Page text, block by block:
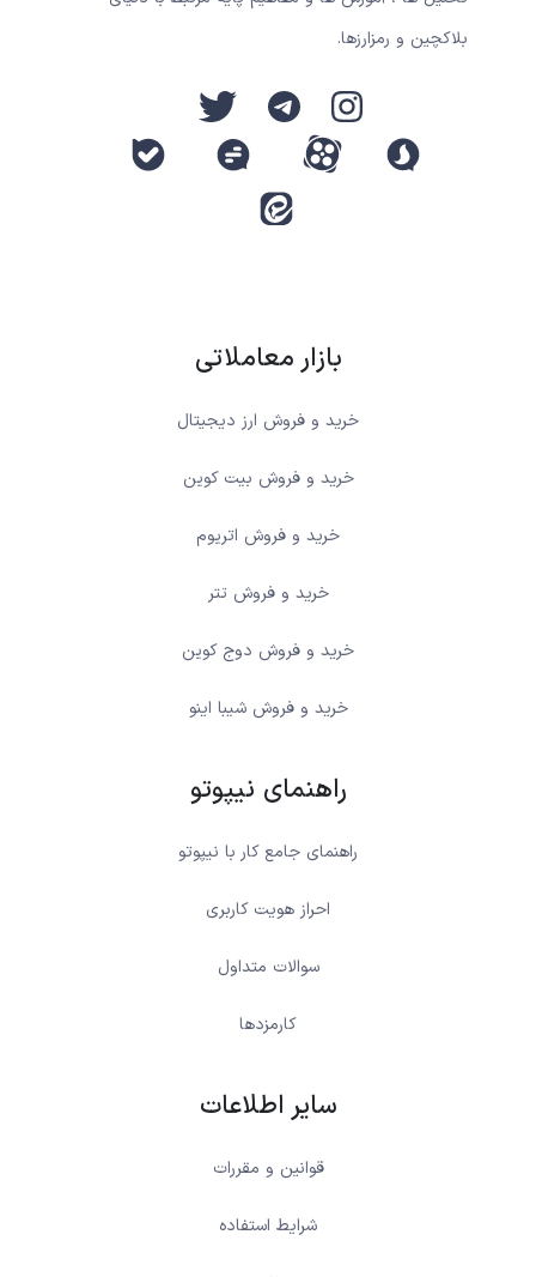
بلاکچین و رمزارزها.
بازار معاملاتی
خرید و فروش ارز دیجیتال
خرید و فروش بیت کوین
خرید و فروش اتریوم
خرید و فروش تتر
خرید و فروش دوج کوین
خرید و فروش شیبا اینو
راهنمای نیپوتو
راهنمای جامع کار با نیپوتو
احراز هویت کاربری
سوالات متداول
کارمزدها
سایر اطلاعات
قوانین و مقررات
شرایط استفاده